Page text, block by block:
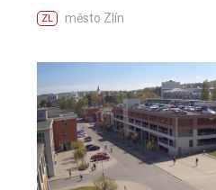
ZL město Zlín